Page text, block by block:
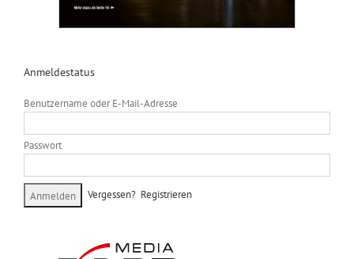
Anmeldestatus
Benutzername oder E-Mail-Adresse
Passwort
Vergessen? Registrieren